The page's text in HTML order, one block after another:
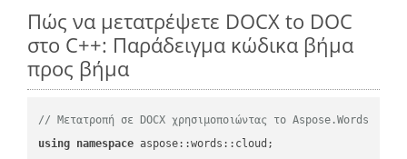
Πώς να μετατρέψετε DOCX to DOC
στο C++: Παράδειγμα κώδικα βήμα
προς βήμα
// Μετατροπή σε DOCX χρησιμοποιώντας το Aspose.Words
using namespace